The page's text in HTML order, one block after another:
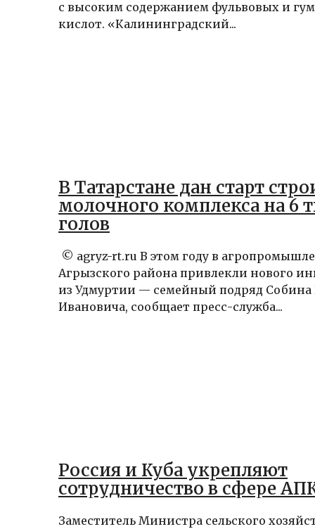
с высоким содержанием фульвовых и
кислот. «Калининградский...
В Татарстане дан старт
молочного комплекса на 6
голов
© agryz-rt.ru В этом году в
Агрызского района привлекли нового
из Удмуртии — семейный подряд Собина
Ивановича, сообщает пресс-служба...
Россия и Куба укрепляют
сотрудничество в сфере
Заместитель Министра сельского